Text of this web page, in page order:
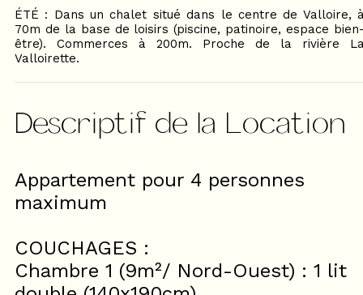
ÉTÉ : Dans un chalet situé dans le centre de Valloire,
70m de la base de loisirs (piscine, patinoire, espace
être). Commerces à 200m. Proche de la rivière
Valloirette.
Descriptif de la Location
Appartement pour 4 personnes
maximum
COUCHAGES :
Chambre 1 (9m²/ Nord-Ouest) : 1 lit